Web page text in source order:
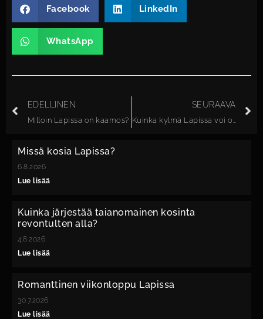
Facebook LinkedIn
WhatsApp
EDELLINEN
Milloin Lapissa on kaamos?
SEURAAVA
Missä kosia Lapissa?
6.8.2026
Lue lisää
Kuinka järjestää taianomainen kosinta
revontulten alla?
4.8.2026
Lue lisää
Romanttinen viikonloppu Lapissa
30.7.2026
Lue lisää